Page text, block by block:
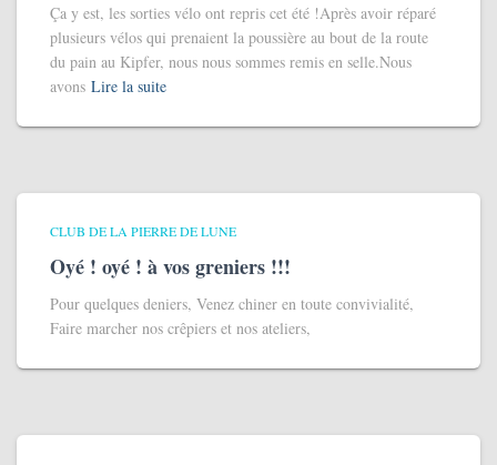
Ça y est, les sorties vélo ont repris cet été !Après avoir réparé
plusieurs vélos qui prenaient la poussière au bout de la route
du pain au Kipfer, nous nous sommes remis en selle.Nous
avons Lire la suite
CLUB DE LA PIERRE DE LUNE
Oyé ! oyé ! à vos greniers !!!
Pour quelques deniers, Venez chiner en toute convivialité,
Faire marcher nos crêpiers et nos ateliers,